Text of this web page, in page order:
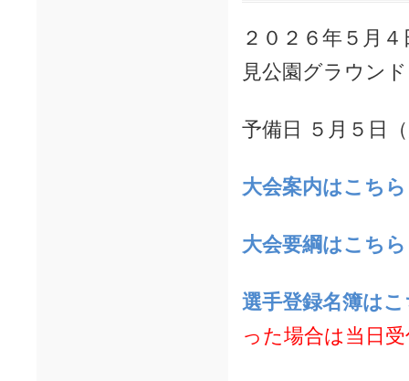
２０２６年５月
見公園グラウン
予備日 ５月５日
大会案内はこちら
大会要綱はこちら
選手登録名簿は
った場合は当日